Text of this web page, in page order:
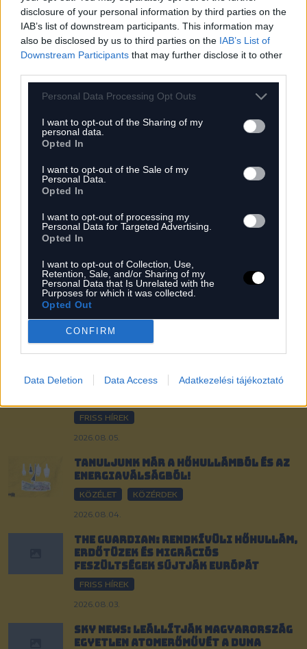
disclosure of your personal information by third parties on the
IAB’s list of downstream participants. This information may
also be disclosed by us to third parties on the IAB’s List of
Downstream Participants that may further disclose it to other
Personal Data Processing Opt Outs
I want to opt-out of the Sharing of my
personal data.
Opted In
I want to opt-out of the Sale of my
Personal Data.
Opted In
I want to opt-out of processing my
Personal Data for Targeted Advertising.
Opted In
I want to opt-out of Collection, Use,
Retention, Sale, and/or Sharing of my
Personal Data that Is Unrelated with the
Purposes for which it was collected.
Opted Out
CONFIRM
Data Deletion Data Access Adatkezelési tájékoztató
téríthetik el Ukrajnát az európai integrációs
útról.
POLITIKA UKRAJNA EU
LENGYELORSZÁG
VOLODIMIR ZELENSZKIJ
Előző Következő
Ukrajnáig – Európa perzselő
hőhulláma elérte a keleti
kapcsolatait is a migráció
mérgezte meg
Megosztás:
TOVÁBBI TARTALMAINK
európai vezérigazgatók már nem a
túlélésre, hanem az újratervezésre
FRISS HÍREK
2026.08.05.
Tanuljunk már a hőhullámból és az
energiaválságból!
KÖZÉLET KÖZÉRDEK
2026.08.04.
The Guardian: Rendkívüli hőhullám,
erdőtüzek és migrációs
feszültségek sújtják Európát
FRISS HÍREK
2026.08.03.
Sky News: Leállítják Magyarország
egyetlen atomerőművét a Duna